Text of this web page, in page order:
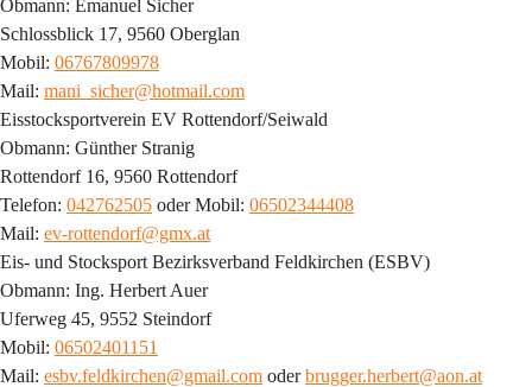
Obmann: Emanuel Sicher
Schlossblick 17, 9560 Oberglan
Mobil: 06767809978
Mail: mani_sicher@hotmail.com
Eisstocksportverein EV Rottendorf/Seiwald
Obmann: Günther Stranig
Rottendorf 16, 9560 Rottendorf
Telefon: 042762505 oder Mobil: 06502344408
Mail: ev-rottendorf@gmx.at
Eis- und Stocksport Bezirksverband Feldkirchen (ESBV)
Obmann: Ing. Herbert Auer
Uferweg 45, 9552 Steindorf
Mobil: 06502401151
Mail: esbv.feldkirchen@gmail.com oder brugger.herbert@aon.at